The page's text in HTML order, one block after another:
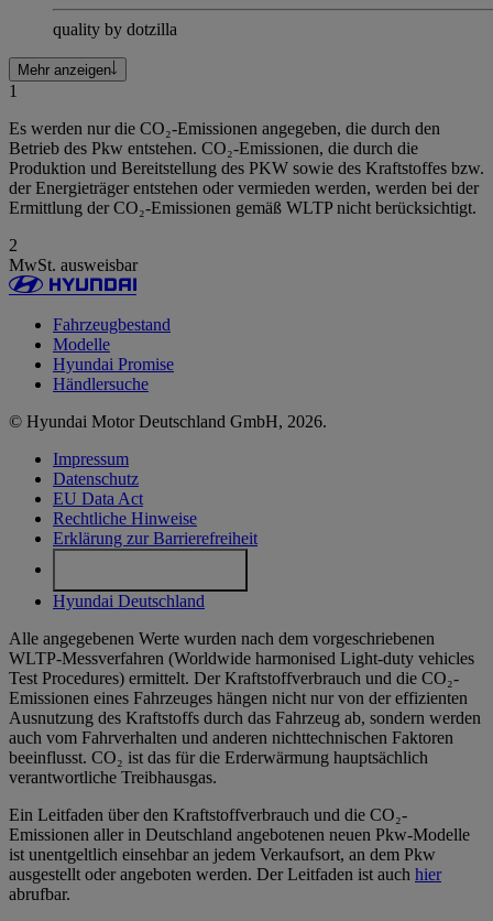
quality by dotzilla
Mehr anzeigen
1
Es werden nur die CO₂-Emissionen angegeben, die durch den
Betrieb des Pkw entstehen. CO₂-Emissionen, die durch die
Produktion und Bereitstellung des PKW sowie des Kraftstoffes bzw.
der Energieträger entstehen oder vermieden werden, werden bei der
Ermittlung der CO₂-Emissionen gemäß WLTP nicht berücksichtigt.
2
MwSt. ausweisbar
Fahrzeugbestand
Modelle
Hyundai Promise
Händlersuche
© Hyundai Motor Deutschland GmbH, 2026.
Impressum
Datenschutz
EU Data Act
Rechtliche Hinweise
Erklärung zur Barrierefreiheit
Hyundai Deutschland
Alle angegebenen Werte wurden nach dem vorgeschriebenen
WLTP-Messverfahren (Worldwide harmonised Light-duty vehicles
Test Procedures) ermittelt. Der Kraftstoffverbrauch und die CO₂-
Emissionen eines Fahrzeuges hängen nicht nur von der effizienten
Ausnutzung des Kraftstoffs durch das Fahrzeug ab, sondern werden
auch vom Fahrverhalten und anderen nichttechnischen Faktoren
beeinflusst. CO₂ ist das für die Erderwärmung hauptsächlich
verantwortliche Treibhausgas.
Ein Leitfaden über den Kraftstoffverbrauch und die CO₂-
Emissionen aller in Deutschland angebotenen neuen Pkw-Modelle
ist unentgeltlich einsehbar an jedem Verkaufsort, an dem Pkw
ausgestellt oder angeboten werden. Der Leitfaden ist auch hier
abrufbar.